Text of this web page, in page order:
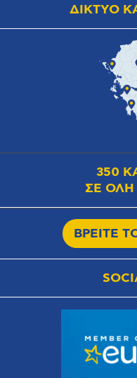
ΔΙΚΤΥΟ
350
ΣΕ
ΒΡΕΙΤΕ